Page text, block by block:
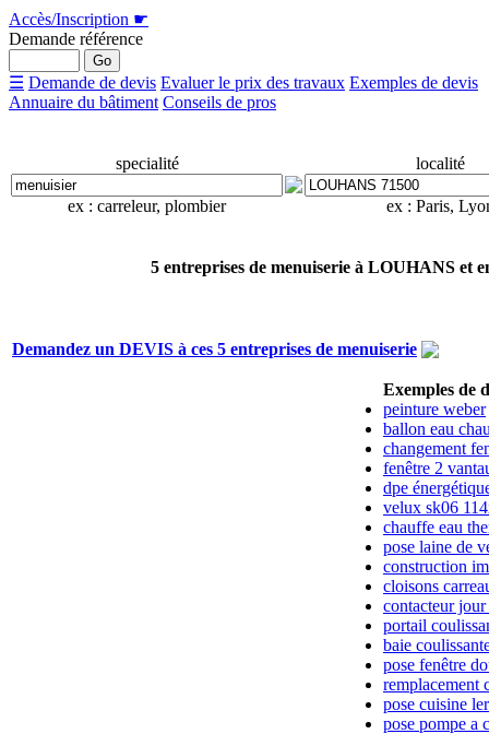
Accès/Inscription ☛
Demande référence
☰ Demande de devis Evaluer le prix des travaux Exemples de devis
Annuaire du bâtiment Conseils de pros
specialité
ex : carreleur, plombier
localité
ex : Paris,
5 entreprises de menuiserie à LOUHANS et
Demandez un DEVIS à ces 5 entreprises de menuiserie
Exemples de
peinture weber
ballon eau
changement
fenêtre 2
dpe
velux sk06
chauffe eau
pose laine de
construction
cloisons
contacteur
portail
baie
pose fenêtre
remplacement
pose cuisine
pose pompe a